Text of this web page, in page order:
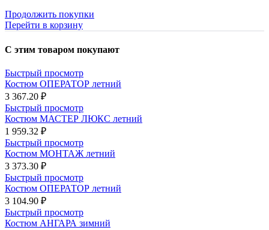
Продолжить покупки
Перейти в корзину
С этим товаром покупают
Быстрый просмотр
Костюм ОПЕРАТОР летний
3 367.20 ₽
Быстрый просмотр
Костюм МАСТЕР ЛЮКС летний
1 959.32 ₽
Быстрый просмотр
Костюм МОНТАЖ летний
3 373.30 ₽
Быстрый просмотр
Костюм ОПЕРАТОР летний
3 104.90 ₽
Быстрый просмотр
Костюм АНГАРА зимний